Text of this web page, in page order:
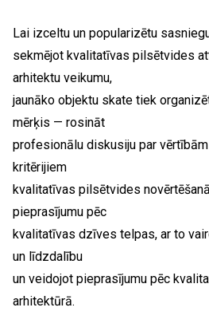
Lai izceltu un popularizētu
sekmējot kvalitatīvas pilsētvides
arhitektu veikumu,
jaunāko objektu skate tiek
mērķis — rosināt
profesionālu diskusiju par
kritērijiem
kvalitatīvas pilsētvides
pieprasījumu pēc
kvalitatīvas dzīves telpas, ar to
un līdzdalību
un veidojot pieprasījumu pēc
arhitektūrā.